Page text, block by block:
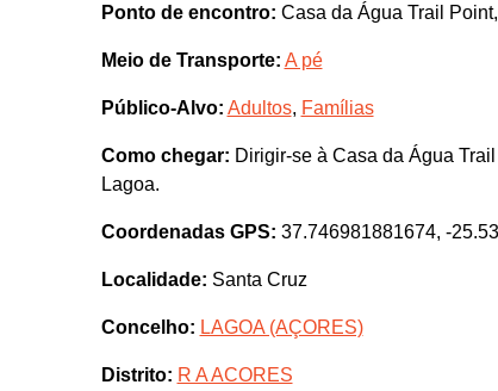
Ponto de encontro: Casa da Água Trail
Meio de Transporte: A pé
Público-Alvo: Adultos, Famílias
Como chegar: Dirigir-se à Casa da Água
Lagoa.
Coordenadas GPS: 37.746981881674, -
Localidade: Santa Cruz
Concelho: LAGOA (AÇORES)
Distrito: R A ACORES